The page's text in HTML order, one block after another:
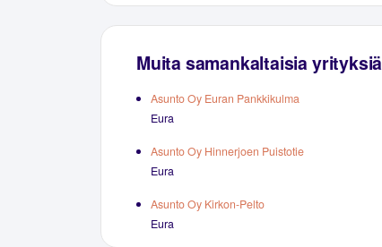
Muita samankaltaisia yrityksiä
Asunto Oy Euran Pankkikulma
Eura
Asunto Oy Hinnerjoen Puistotie
Eura
Asunto Oy Kirkon-Pelto
Eura